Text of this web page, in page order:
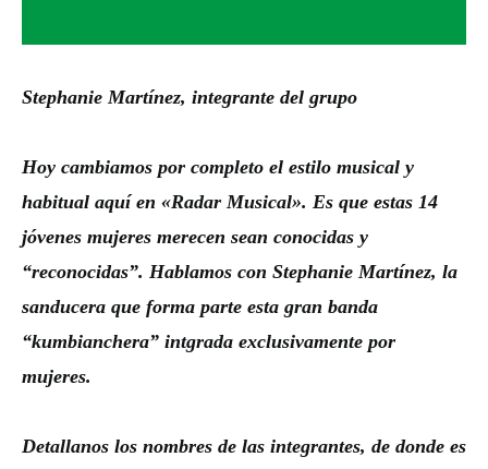
Stephanie Martínez, integrante del grupo
Hoy cambiamos por completo el estilo musical y
habitual aquíen «Radar Musical». Es que estas 14
jóvenes mujeres merecen sean conocidas y
“reconocidas”. Hablamos con Stephanie Martínez, la
sanducera que forma parte esta gran banda
“kumbianchera” intgrada exclusivamente por
mujeres.
Detallanos los nombres de las integrantes, de donde es